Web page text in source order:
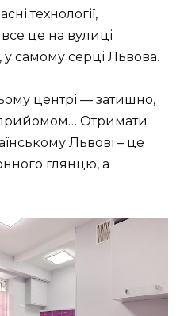
технології,
все це на вулиці
самому серці Львова.
центрі — затишно,
Отримати
Львові – це
глянцю, а